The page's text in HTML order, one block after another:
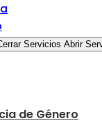
Servicios Abrir
de Género